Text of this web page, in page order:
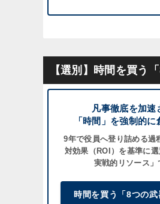
【選別】時間を買う
凡事徹底を加速
「時間」を強制的に
9年で役員へ登り詰める過
対効果（ROI） を基準に
実戦的リソース」
時間を買う「8つの武